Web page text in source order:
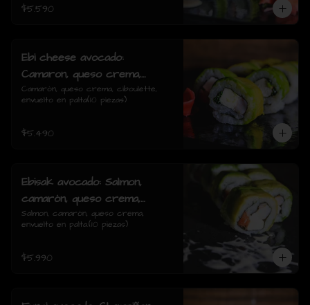
$5.590
Ebi cheese avocado:
Camaron, queso crema,
ciboulette, envuelto en palta
Camarón, queso crema, ciboulette,
envuelto en palta(10 piezas)
$5.490
Ebisak avocado: Salmon,
camarón, queso crema,
envuelto en palta.
Salmon, camarón, queso crema,
envuelto en palta.(10 piezas)
$5.990